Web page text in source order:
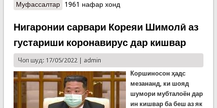
Муфассалтаро Ифтитоҳи анбори нигаҳдории маводи
офатҳои табиӣ дар Хоруғ (ВИДЕО)
1961 нафар хонд
Нигаронии сарвари Кореяи Шимолӣ аз
густариши коронавирус дар кишвар
Чоп шуд: 17/05/2022 | admin
Коршиносон ҳадс
мезананд, ки шояд
шумори мубталоён дар
ин кишвар ба беш аз як